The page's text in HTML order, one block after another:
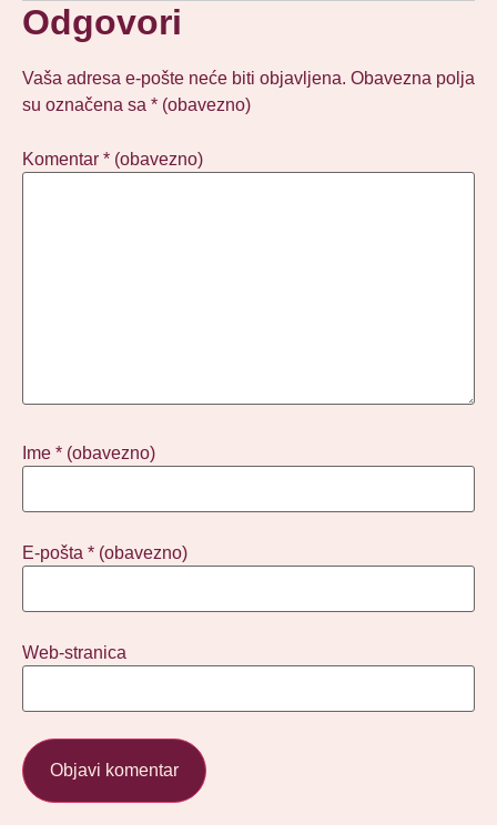
Odgovori
Vaša adresa e-pošte neće biti objavljena. Obavezna polja
su označena sa * (obavezno)
Komentar * (obavezno)
Ime * (obavezno)
E-pošta * (obavezno)
Web-stranica